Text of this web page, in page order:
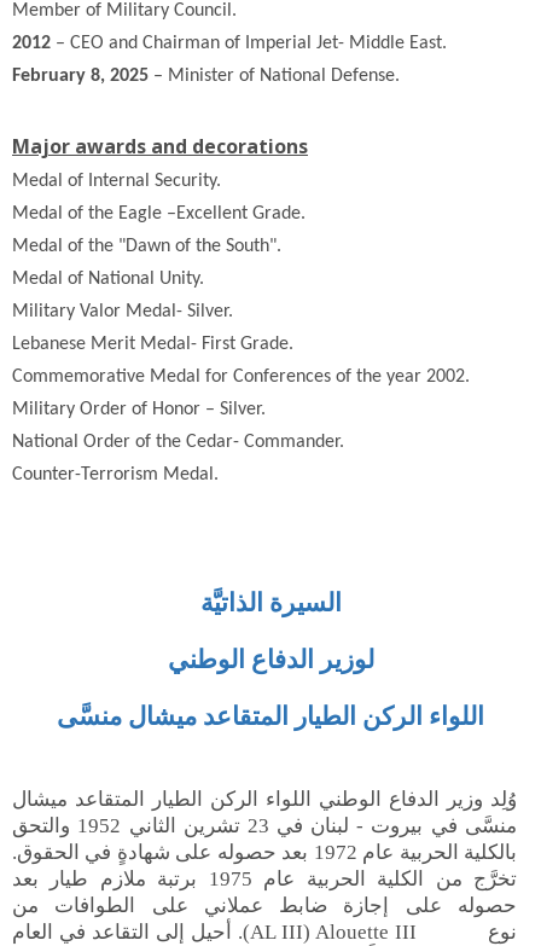
Member of Military Council.
2012 – CEO and Chairman of Imperial Jet- Middle East.
February 8, 2025 – Minister of National Defense.
Major awards and decorations
Medal of Internal Security.
Medal of the Eagle –Excellent Grade.
Medal of the "Dawn of the South".
Medal of National Unity.
Military Valor Medal- Silver.
Lebanese Merit Medal- First Grade.
Commemorative Medal for Conferences of the year 2002.
Military Order of Honor – Silver.
National Order of the Cedar- Commander.
Counter-Terrorism Medal.
السيرة الذاتيَّة
لوزير الدفاع الوطني
اللواء الركن الطيار المتقاعد ميشال منسَّى
وُلِد وزير الدفاع الوطني اللواء الركن الطيار المتقاعد ميشال
منسَّى في بيروت - لبنان في 23 تشرين الثاني
1952 والتحق
بالكلية الحربية عام 1972 بعد حصوله على شهادةٍ في الحقوق.
تخرَّج من
الكلية الحربية عام 1975 برتبة ملازم طيار بعد
حصوله على إجازة ضابط عملاني على الطوافات من
نوع Alouette III
(AL III). أحيل إلى التقاعد في العام